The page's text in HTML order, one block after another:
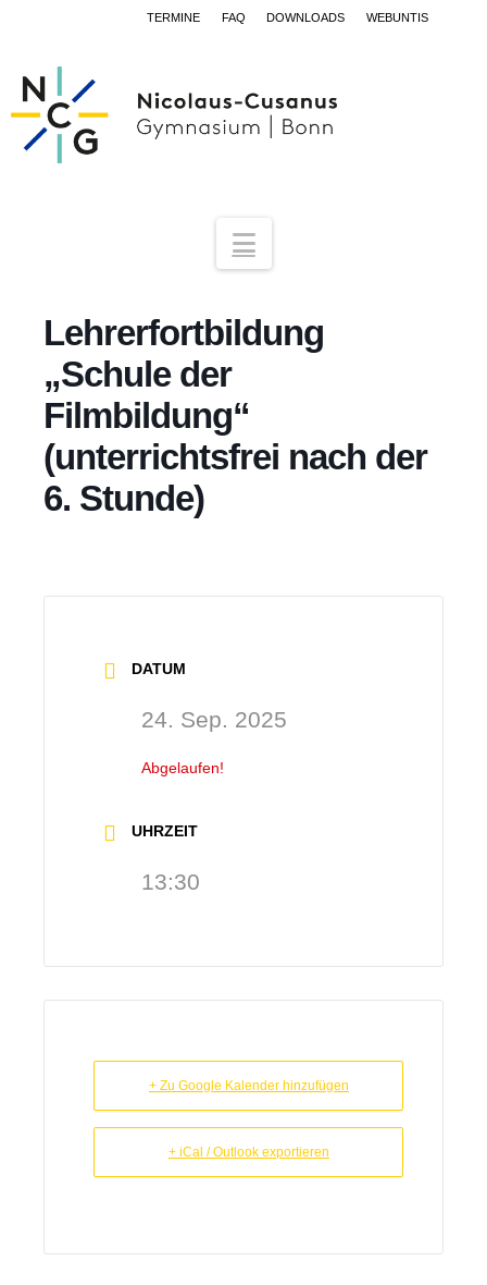
TERMINE FAQ DOWNLOADS WEBUNTIS
Navigation
Lehrerfortbildung
„Schule der
Filmbildung“
(unterrichtsfrei nach der
6. Stunde)
DATUM
24. Sep. 2025
Abgelaufen!
UHRZEIT
13:30
+ Zu Google Kalender hinzufügen
+ iCal / Outlook exportieren